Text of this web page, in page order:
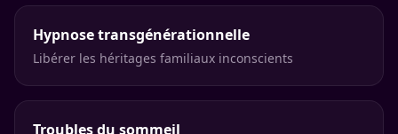
Hypnose transgénérationnelle
Libérer les héritages familiaux inconscients
Troubles du sommeil